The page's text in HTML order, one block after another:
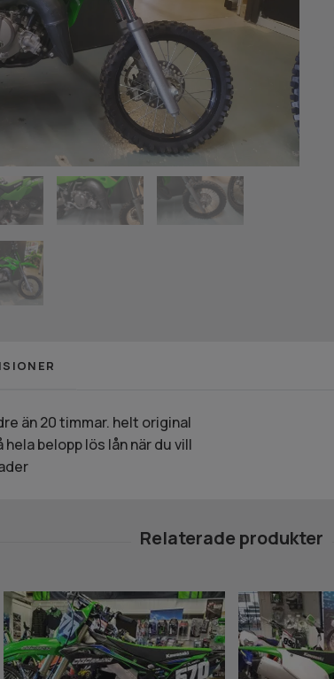
än 20 timmar. helt original
belopp lös lån när du vill